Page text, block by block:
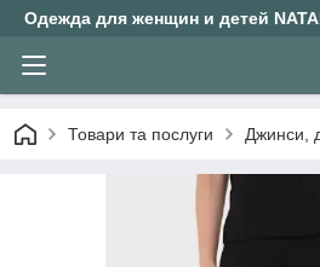
Одежда для женщин и детей
Товари та послуги Джинси,